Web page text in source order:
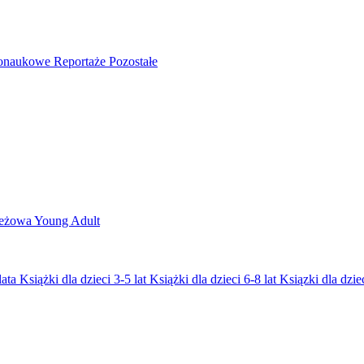
Reportaże Pozostałe
Young Adult
Książki dla dzieci 3-5 lat Książki dla dzieci 6-8 lat Ksiązki dla